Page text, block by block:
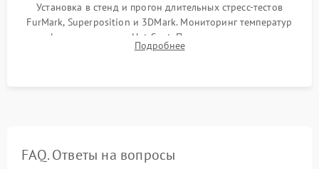
Установка в стенд и прогон длительных стресс-тестов
FurMark, Superposition и 3DMark. Мониторинг температур
графического чипа и Hot Spot. Проверка на отсутствие
артефактов изображения, вылетов драйвера и зависаний.
Подробнее
FAQ. Ответы на вопросы